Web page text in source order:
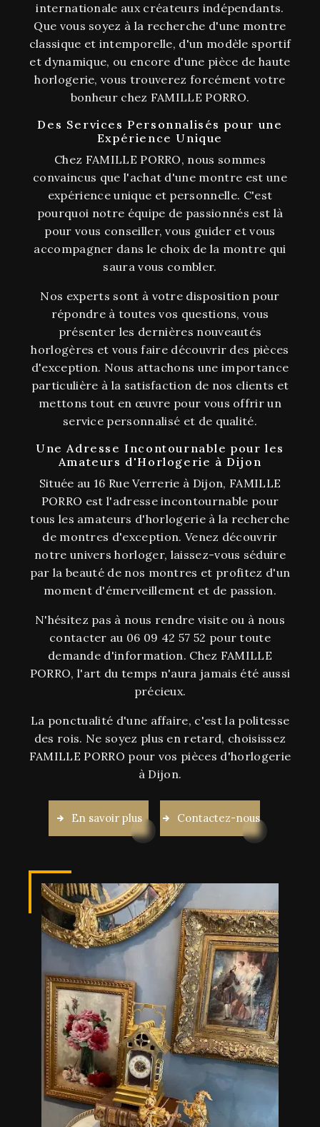
internationale aux créateurs indépendants.
Que vous soyez à la recherche d'une montre
classique et intemporelle, d'un modèle sportif
et dynamique, ou encore d'une pièce de haute
horlogerie, vous trouverez forcément votre
bonheur chez FAMILLE PORRO.
Des Services Personnalisés pour une
Expérience Unique
Chez FAMILLE PORRO, nous sommes
convaincus que l'achat d'une montre est une
expérience unique et personnelle. C'est
pourquoi notre équipe de passionnés est là
pour vous conseiller, vous guider et vous
accompagner dans le choix de la montre qui
saura vous combler.
Nos experts sont à votre disposition pour
répondre à toutes vos questions, vous
présenter les dernières nouveautés
horlogères et vous faire découvrir des pièces
d'exception. Nous attachons une importance
particulière à la satisfaction de nos clients et
mettons tout en œuvre pour vous offrir un
service personnalisé et de qualité.
Une Adresse Incontournable pour les
Amateurs d'Horlogerie à Dijon
Située au 16 Rue Verrerie à Dijon, FAMILLE
PORRO est l'adresse incontournable pour
tous les amateurs d'horlogerie à la recherche
de montres d'exception. Venez découvrir
notre univers horloger, laissez-vous séduire
par la beauté de nos montres et profitez d'un
moment d'émerveillement et de passion.
N'hésitez pas à nous rendre visite ou à nous
contacter au 06 09 42 57 52 pour toute
demande d'information. Chez FAMILLE
PORRO, l'art du temps n'aura jamais été aussi
précieux.
La ponctualité d'une affaire, c'est la politesse
des rois. Ne soyez plus en retard, choisissez
FAMILLE PORRO pour vos pièces d'horlogerie
à Dijon.
En savoir plus Contactez-nous